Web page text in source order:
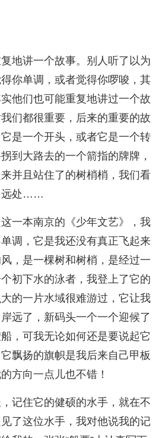
地讲一个故事。别人听了以为
你单调，或者觉得你啰唆，其
他们也可能重复地讲过一个故
们都很重要，后来的重要的故
是一个开头，或者它是一个转
到大路去的一个箭指的牌牌，
并且站住了的树梢梢，我们看
远处……
一本南京的《少年文艺》，我
调，它是我还没有真正飞起来
，是一棵树和树梢，是经过一
初下水的泳者，我登上了它的
的一片水域很难游过，它让我
远了，新码头一个一个迎候了
，可我无论如何还是要说起它
飘扬的旗帜是我后来自己甲板
方向一点儿也不错！
记住它的健硕的水手，就在不
了这位水手，我对他说我的记